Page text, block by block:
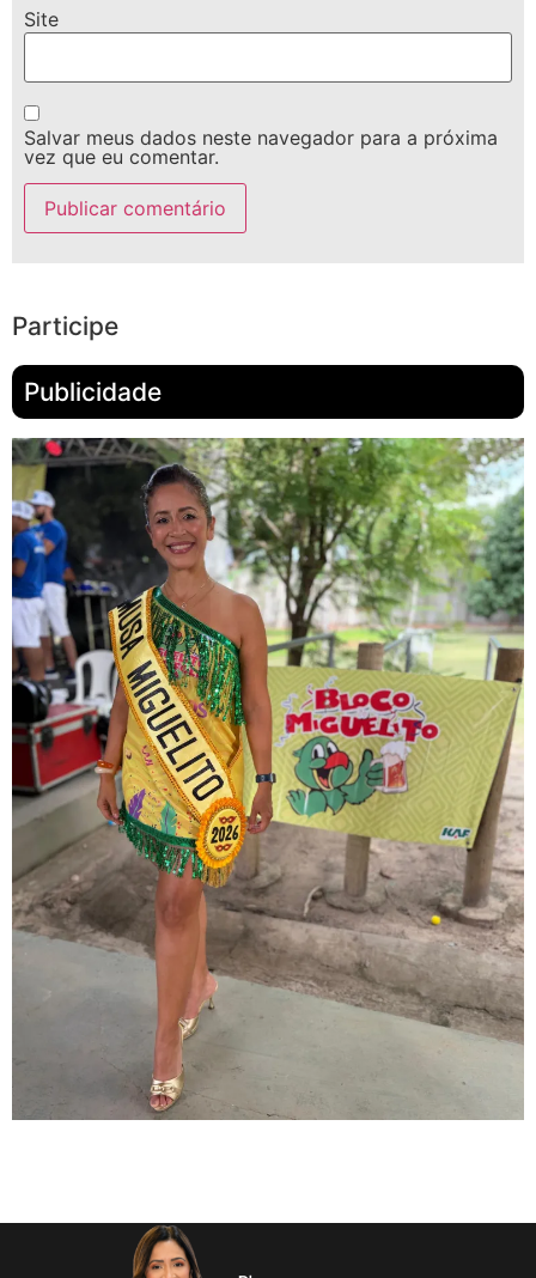
Site
Salvar meus dados neste navegador para a próxima
vez que eu comentar.
Participe
Publicidade